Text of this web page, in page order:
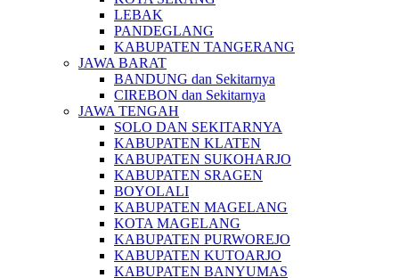
LEBAK
PANDEGLANG
KABUPATEN TANGERANG
JAWA BARAT
BANDUNG dan Sekitarnya
CIREBON dan Sekitarnya
JAWA TENGAH
SOLO DAN SEKITARNYA
KABUPATEN KLATEN
KABUPATEN SUKOHARJO
KABUPATEN SRAGEN
BOYOLALI
KABUPATEN MAGELANG
KOTA MAGELANG
KABUPATEN PURWOREJO
KABUPATEN KUTOARJO
KABUPATEN BANYUMAS